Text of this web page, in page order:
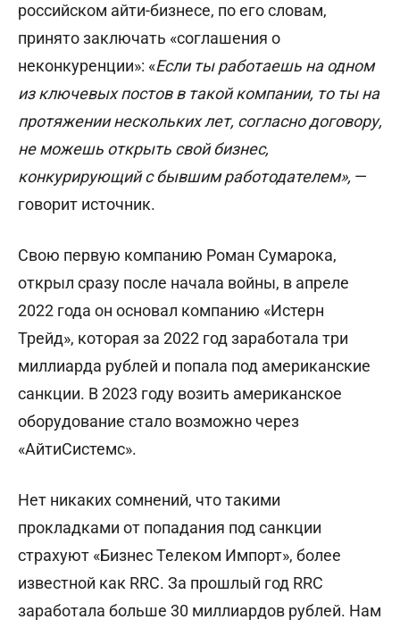
российском айти-бизнесе, по его словам,
принято заключать «соглашения о
неконкуренции»: «Если ты работаешь на одном
из ключевых постов в такой компании, то ты на
протяжении нескольких лет, согласно договору,
не можешь открыть свой бизнес,
конкурирующий с бывшим работодателем», —
говорит источник.
Свою первую компанию Роман Сумарока,
открыл сразу после начала войны, в апреле
2022 года он основал компанию «Истерн
Трейд», которая за 2022 год заработала три
миллиарда рублей и попала под американские
санкции. В 2023 году возить американское
оборудование стало возможно через
«АйтиСистемс».
Нет никаких сомнений, что такими
прокладками от попадания под санкции
страхуют «Бизнес Телеком Импорт», более
известной как RRC. За прошлый год RRC
заработала больше 30 миллиардов рублей. Нам